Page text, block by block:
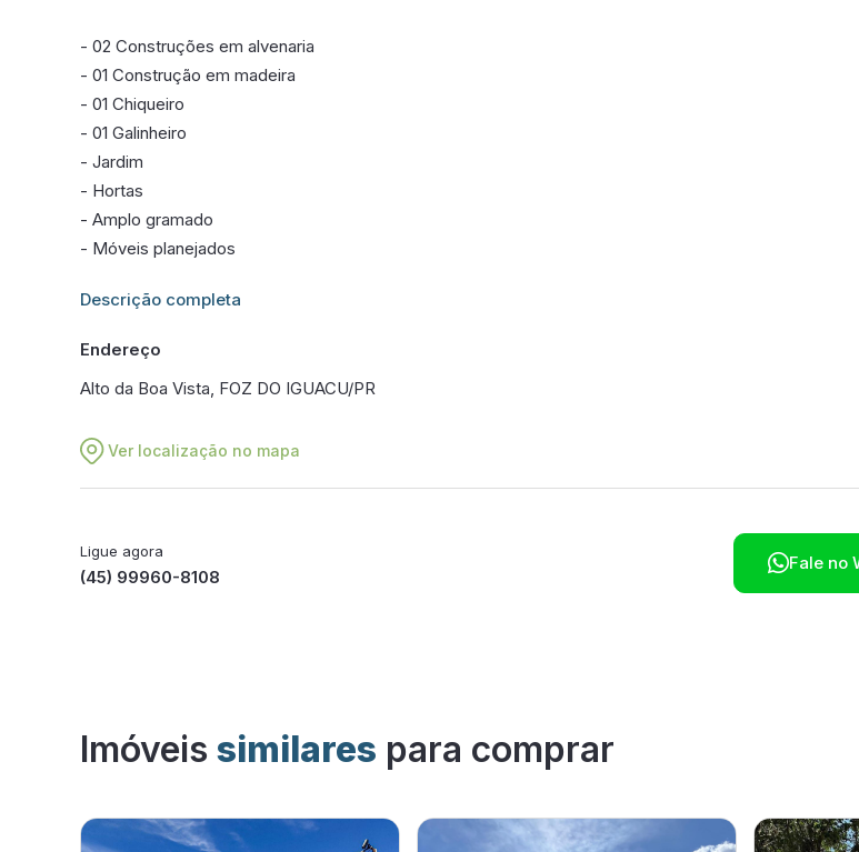
- 02 Construções em alvenaria
- 01 Construção em madeira
- 01 Chiqueiro
- 01 Galinheiro
- Jardim
- Hortas
- Amplo gramado
- Móveis planejados
Informações adicionais sobre este imóvel estarão disponíveis em breve.
Descrição completa
Endereço
Alto da Boa Vista, FOZ DO IGUACU/PR
Ver localização no mapa
Ligue agora
(45) 99960-8108
Fale no
Imóveis similares para comprar